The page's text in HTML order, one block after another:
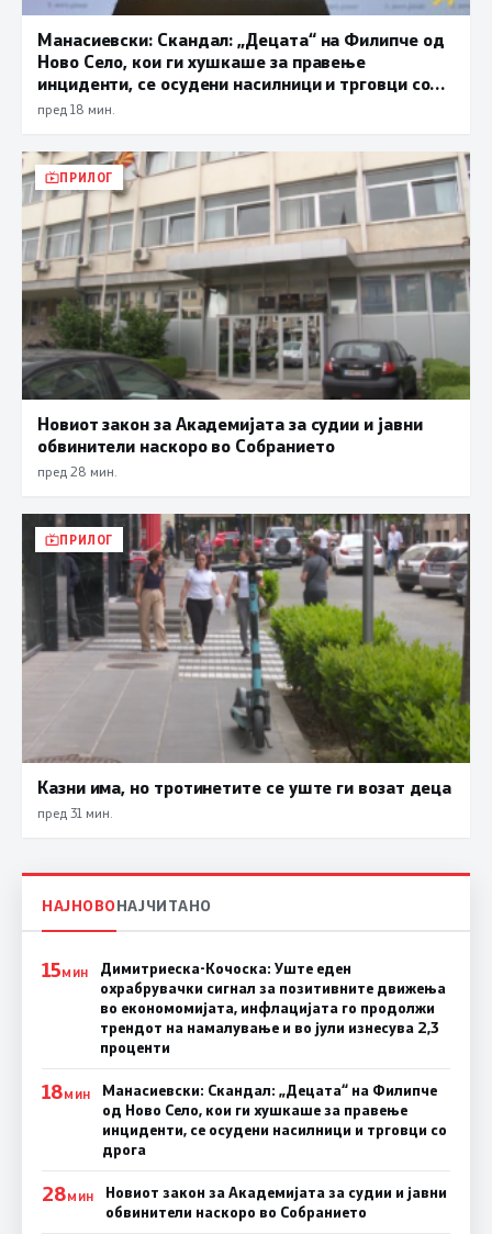
Манасиевски: Скандал: „Децата“ на Филипче од
Ново Село, кои ги хушкаше за правење
инциденти, се осудени насилници и трговци со
дрога
пред 18 мин.
ПРИЛОГ
Новиот закон за Академијата за судии и јавни
обвинители наскоро во Собранието
пред 28 мин.
ПРИЛОГ
Казни има, но тротинетите се уште ги возат деца
пред 31 мин.
НАЈНОВОНАЈЧИТАНО
15МИН
Димитриеска-Кочоска: Уште еден
охрабрувачки сигнал за позитивните движења
во економомијата, инфлацијата го продолжи
трендот на намалување и во јули изнесува 2,3
проценти
18МИН
Манасиевски: Скандал: „Децата“ на Филипче
од Ново Село, кои ги хушкаше за правење
инциденти, се осудени насилници и трговци со
дрога
28МИН
Новиот закон за Академијата за судии и јавни
обвинители наскоро во Собранието